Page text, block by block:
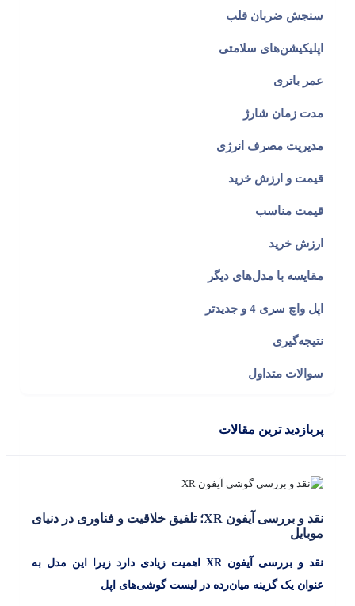
سنجش ضربان قلب
اپلیکیشن‌های سلامتی
عمر باتری
مدت زمان شارژ
مدیریت مصرف انرژی
قیمت و ارزش خرید
قیمت مناسب
ارزش خرید
مقایسه با مدل‌های دیگر
اپل واچ سری 4 و جدیدتر
نتیجه‌گیری
سوالات متداول
پربازدید ترین مقالات
نقد و بررسی آیفون XR؛ تلفیق خلاقیت و فناوری در دنیای
موبایل
نقد و بررسی آیفون XR اهمیت زیادی دارد زیرا این مدل به
عنوان یک گزینه میان‌رده در لیست گوشی‌های اپل